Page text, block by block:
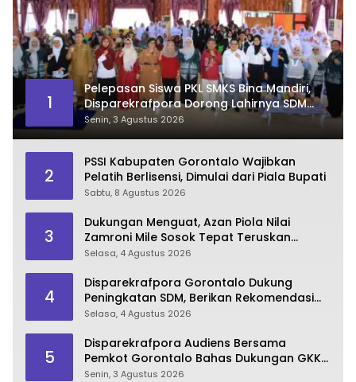
1
Pelepasan Siswa PKL SMKS Bina Mandiri,
Disparekrafpora Dorong Lahirnya SDM
Pariwisata Unggul
Senin, 3 Agustus 2026
2
PSSI Kabupaten Gorontalo Wajibkan
Pelatih Berlisensi, Dimulai dari Piala Bupati
Sabtu, 8 Agustus 2026
3
Dukungan Menguat, Azan Piola Nilai
Zamroni Mile Sosok Tepat Teruskan
Pembangunan Bone Bolango
Selasa, 4 Agustus 2026
4
Disparekrafpora Gorontalo Dukung
Peningkatan SDM, Berikan Rekomendasi
Studi S3 bagi Pegawai
Selasa, 4 Agustus 2026
5
Disparekrafpora Audiens Bersama
Pemkot Gorontalo Bahas Dukungan GKK
2026
Senin, 3 Agustus 2026